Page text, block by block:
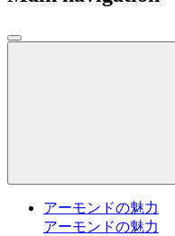
アーモンドの魅力
アーモンドの魅力